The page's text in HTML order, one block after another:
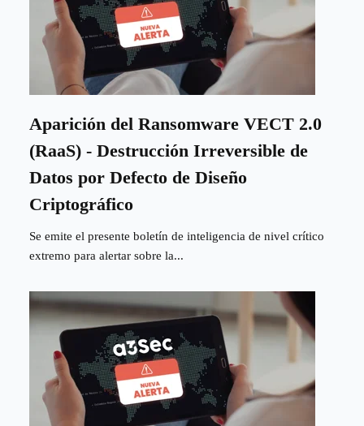
Aparición del Ransomware VECT 2.0
(RaaS) - Destrucción Irreversible de
Datos por Defecto de Diseño
Criptográfico
Se emite el presente boletín de inteligencia de nivel crítico
extremo para alertar sobre la...